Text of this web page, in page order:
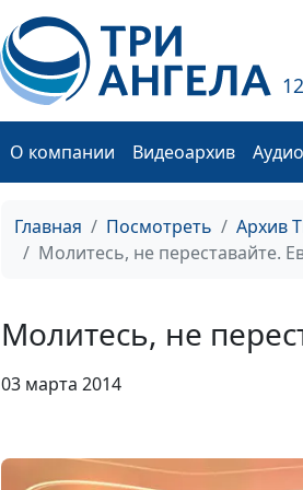
О компании Видеоархив
Главная Посмотреть Архив
Молитесь, не переставайте.
Молитесь, не
03 марта 2014